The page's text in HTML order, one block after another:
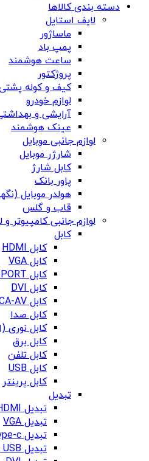
دسته بندی کالاها
لایف استایل
ماساژور
پمپ باد
ساعت هوشمند
پروژکتور
کیف و کوله
لوازم خودرو
آرایشی و
عینک هوشمند
لوازم جانبی موبایل
شارژر موبایل
کابل شارژ
پاور بانک
هولدر موبایل
قاب و گلس
لوازم جانبی کامپیوتر
کابل
کابل HDMI
کابل VGA
کابل DISPLAY PORT
کابل DVI
کابل RCA-AV
کابل صدا
کابل نوری
کابل برق
کابل تلفن
کابل USB
کابل پرینتر
تبدیل
تبدیل HDMI
تبدیل VGA
تبدیل type-c
تبدیل USB به LAN